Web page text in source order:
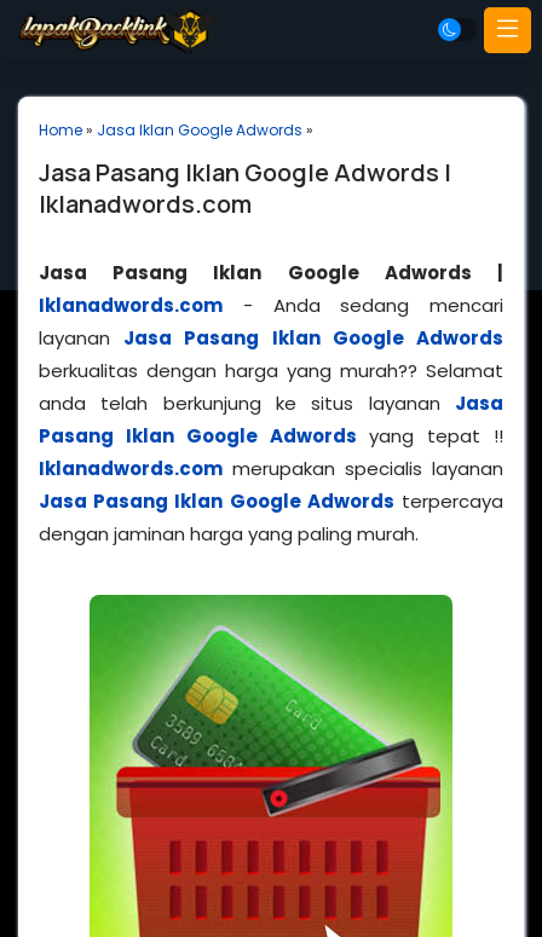
Home» Jasa Iklan Google Adwords »
Jasa Pasang Iklan Google Adwords |
Iklanadwords.com
Jasa Pasang Iklan Google Adwords |
Iklanadwords.com - Anda sedang mencari
layanan Jasa Pasang Iklan Google Adwords
berkualitas dengan harga yang murah?? Selamat
anda telah berkunjung ke situs layanan Jasa
Pasang Iklan Google Adwords yang tepat !!
Iklanadwords.com merupakan specialis layanan
Jasa Pasang Iklan Google Adwords terpercaya
dengan jaminan harga yang paling murah.